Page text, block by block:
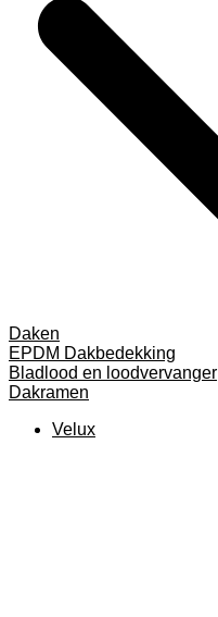
Daken
EPDM Dakbedekking
Bladlood en loodvervanger
Dakramen
Velux